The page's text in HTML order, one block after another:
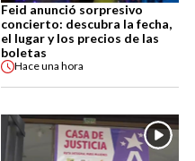
Feid anunció sorpresivo
concierto: descubra la fecha,
el lugar y los precios de las
boletas
Haceuna hora